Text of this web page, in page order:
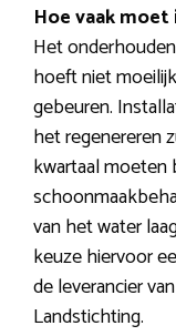
Hoe vaak
Het
hoeft niet
gebeuren.
het regenereren
kwartaal moeten
van het water
keuze hiervoor
de leverancier
Landstichting.